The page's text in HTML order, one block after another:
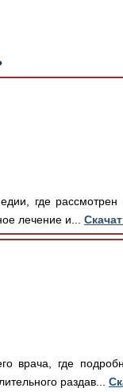
где рассмотрен
лечение и...
врача, где
раздав...